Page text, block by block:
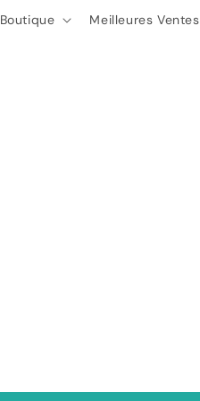
Boutique Meilleures Ventes